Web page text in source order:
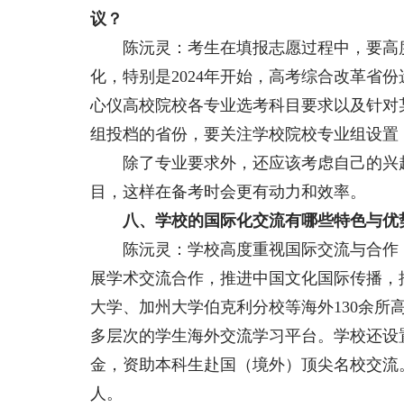
议？
陈沅灵：考生在填报志愿过程中，要高
化，特别是2024年开始，高考综合改革省
心仪高校院校各专业选考科目要求以及针
组投档的省份，要关注学校院校专业组设
除了专业要求外，还应该考虑自己的兴
目，这样在备考时会更有动力和效率。
八、学校的国际化交流有哪些特色与优
陈沅灵：学校高度重视国际交流与合作
展学术交流合作，推进中国文化国际传播
大学、加州大学伯克利分校等海外130余所
多层次的学生海外交流学习平台。学校还
金，资助本科生赴国（境外）顶尖名校交流
人。